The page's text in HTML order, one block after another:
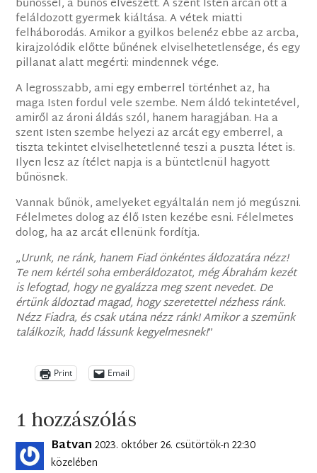
bűnössel, a bűnös elveszett. A szent Isten arcán ott a
feláldozott gyermek kiáltása. A vétek miatti
felháborodás. Amikor a gyilkos belenéz ebbe az arcba,
kirajzolódik előtte bűnének elviselhetetlensége, és egy
pillanat alatt megérti: mindennek vége.
A legrosszabb, ami egy emberrel történhet az, ha
maga Isten fordul vele szembe. Nem áldó tekintetével,
amiről az ároni áldás szól, hanem haragjában. Ha a
szent Isten szembe helyezi az arcát egy emberrel, a
tiszta tekintet elviselhetetlenné teszi a puszta létet is.
Ilyen lesz az ítélet napja is a büntetlenül hagyott
bűnösnek.
Vannak bűnök, amelyeket egyáltalán nem jó megúszni.
Félelmetes dolog az élő Isten kezébe esni. Félelmetes
dolog, ha az arcát ellenünk fordítja.
„Urunk, ne ránk, hanem Fiad önkéntes áldozatára nézz!
Te nem kértél soha emberáldozatot, még Ábrahám kezét
is lefogtad, hogy ne gyalázza meg szent nevedet. De
értünk áldoztad magad, hogy szeretettel nézhess ránk.
Nézz Fiadra, és csak utána nézz ránk! Amikor a szemünk
találkozik, hadd lássunk kegyelmesnek!”
Print Email
1 hozzászólás
Batvan 2023. október 26. csütörtök-n 22:30
közelében